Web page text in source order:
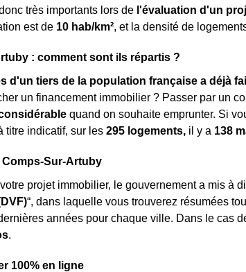
très importants lors de l'évaluation d'un
est de 10 hab/km², et la densité de
: comment sont ils répartis ?
d'un tiers de la population française a déjà
un financement immobilier ? Passer par un
quand on souhaite emprunter. Si
titre indicatif, sur les 295 logements, il y a 138
Sur-Artuby
projet immobilier, le gouvernement a mis à
“, dans laquelle vous trouverez résumées
années pour chaque ville. Dans le cas
.
100% en ligne